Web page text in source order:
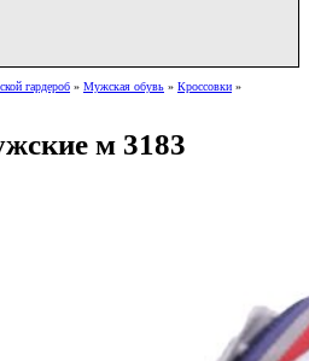
гардероб » Мужская обувь » Кроссовки »
м 3183